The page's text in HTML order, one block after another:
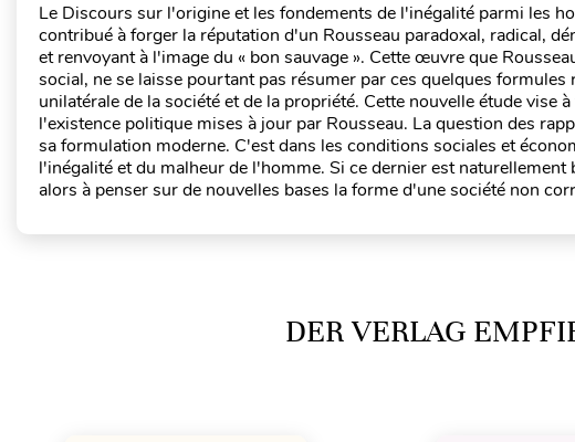
Le Discours sur l'origine et les fondements de l'inégalité parmi les
contribué à forger la réputation d'un Rousseau paradoxal, radical,
et renvoyant à l'image du « bon sauvage ». Cette œuvre que
social, ne se laisse pourtant pas résumer par ces quelques
unilatérale de la société et de la propriété. Cette nouvelle étude
l'existence politique mises à jour par Rousseau. La question des
sa formulation moderne. C'est dans les conditions sociales et
l'inégalité et du malheur de l'homme. Si ce dernier est
alors à penser sur de nouvelles bases la forme d'une société non
DER VERLAG